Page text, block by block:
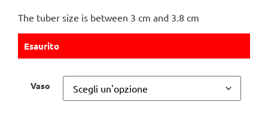
The tuber size is between 3 cm and 3.8 cm
Esaurito
Vaso